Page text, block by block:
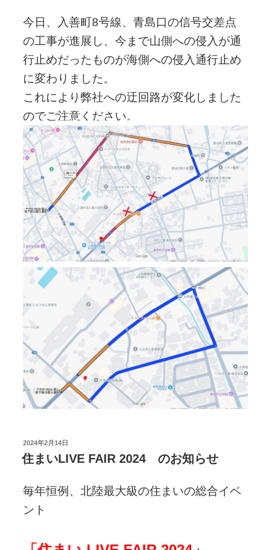
今日、入善町8号線、青島口の信号交差点
の工事が進展し、今まで山側への侵入が通
行止めだったものが海側への侵入通行止め
に変わりました。
これにより弊社への迂回路が変化しました
のでご注意ください。
投
稿
日:
2024年2月14日
住まいLIVE FAIR 2024 のお知らせ
毎年恒例、北陸最大級の住まいの総合イベ
ント